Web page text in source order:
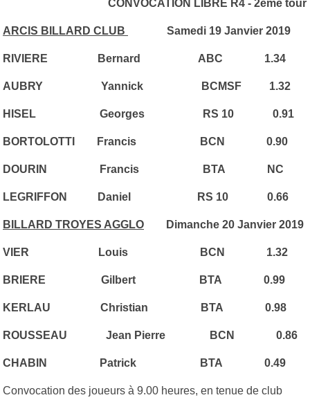
CONVOCATION LIBRE R4 - 2ème tour
ARCIS BILLARD CLUB Samedi 19 Janvier 2019
RIVIERE Bernard ABC 1.34
AUBRY Yannick BCMSF 1.32
HISEL Georges RS 10 0.91
BORTOLOTTI Francis BCN 0.90
DOURIN Francis BTA NC
LEGRIFFON Daniel RS 10 0.66
BILLARD TROYES AGGLO Dimanche 20 Janvier 2019
VIER Louis BCN 1.32
BRIERE Gilbert BTA 0.99
KERLAU Christian BTA 0.98
ROUSSEAU Jean Pierre BCN 0.86
CHABIN Patrick BTA 0.49
Convocation des joueurs à 9.00 heures, en tenue de club